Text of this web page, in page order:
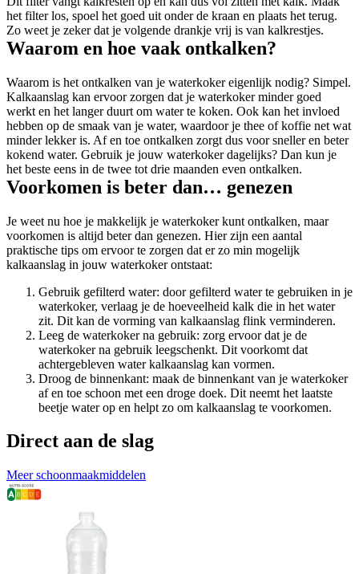
het filter los, spoel het goed uit onder de kraan en plaats het terug.
Zo weet je zeker dat je volgende drankje vrij is van kalkrestjes.
Waarom en hoe vaak ontkalken?
Waarom is het ontkalken van je waterkoker eigenlijk nodig? Simpel.
Kalkaanslag kan ervoor zorgen dat je waterkoker minder goed
werkt en het langer duurt om water te koken. Ook kan het invloed
hebben op de smaak van je water, waardoor je thee of koffie net wat
minder lekker is. Af en toe ontkalken zorgt dus voor sneller en beter
kokend water. Gebruik je jouw waterkoker dagelijks? Dan kun je
het beste eens in de twee tot drie maanden even ontkalken.
Voorkomen is beter dan… genezen
Je weet nu hoe je makkelijk je waterkoker kunt ontkalken, maar
voorkomen is altijd beter dan genezen. Hier zijn een aantal
praktische tips om ervoor te zorgen dat er zo min mogelijk
kalkaanslag in jouw waterkoker ontstaat:
Gebruik gefilterd water: door gefilterd water te gebruiken in je
waterkoker, verlaag je de hoeveelheid kalk die in het water
zit. Dit kan de vorming van kalkaanslag flink verminderen.
Leeg de waterkoker na gebruik: zorg ervoor dat je de
waterkoker na gebruik leegschenkt. Dit voorkomt dat
achtergebleven water kalkaanslag kan vormen.
Droog de binnenkant: maak de binnenkant van je waterkoker
af en toe schoon met een droge doek. Dit neemt het laatste
beetje water op en helpt zo om kalkaanslag te voorkomen.
Direct aan de slag
Meer schoonmaakmiddelen